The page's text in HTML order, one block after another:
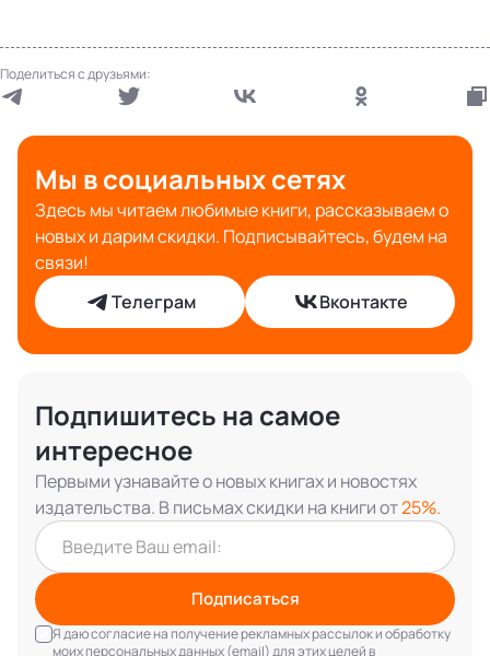
Поделиться с друзьями:
Мы в социальных сетях
Здесь мы читаем любимые книги, рассказываем о
новых и дарим скидки. Подписывайтесь, будем на
связи!
Телеграм
Вконтакте
Подпишитесь на самое
интересное
Первыми узнавайте о новых книгах и новостях
издательства. В письмах скидки на книги от25%.
Подписаться
Я даю согласие на получение рекламных рассылок и обработку
моих персональных данных (email) для этих целей в